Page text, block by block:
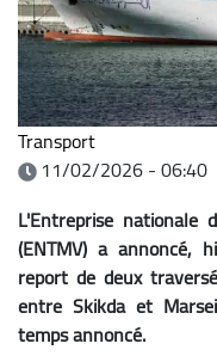
Transport
11/02/2026 - 06:40
L'Entreprise nationale
(ENTMV) a annoncé,
report de deux
entre Skikda et
temps annoncé.